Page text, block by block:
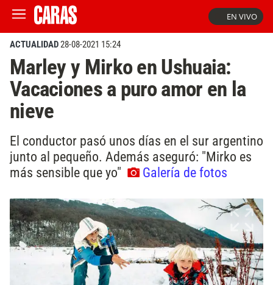
EN VIVO
ACTUALIDAD28-08-2021 15:24
Marley y Mirko en Ushuaia:
Vacaciones a puro amor en la
nieve
El conductor pasó unos días en el sur argentino
junto al pequeño. Además aseguró: "Mirko es
más sensible que yo"
Galería de fotos